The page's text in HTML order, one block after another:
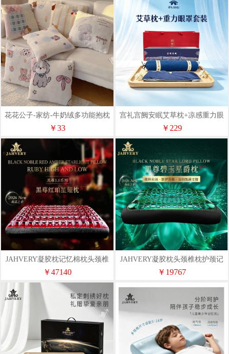
花花公子-家纺-牛奶绒多功能抱枕
（花色随机）
￥33
宫礼宫阙安眠艾草枕+凉感重力眼
罩礼盒套装伴手礼商务礼盒
￥229
JAHVERY凝胶枕记忆棉枕头颈椎
枕助睡眠成人睡觉专用
￥47140
JAHVERY凝胶枕头颈椎枕护颈记
忆棉助睡眠睡觉专用慢回弹
￥19767